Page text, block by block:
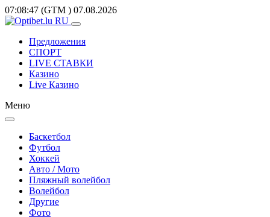
07:08:47 (GTM ) 07.08.2026
Предложения
СПОРТ
LIVE СТАВКИ
Казино
Live Казино
Меню
Баскетбол
Футбол
Хоккей
Авто / Мото
Пляжный волейбол
Волейбол
Другие
Фото